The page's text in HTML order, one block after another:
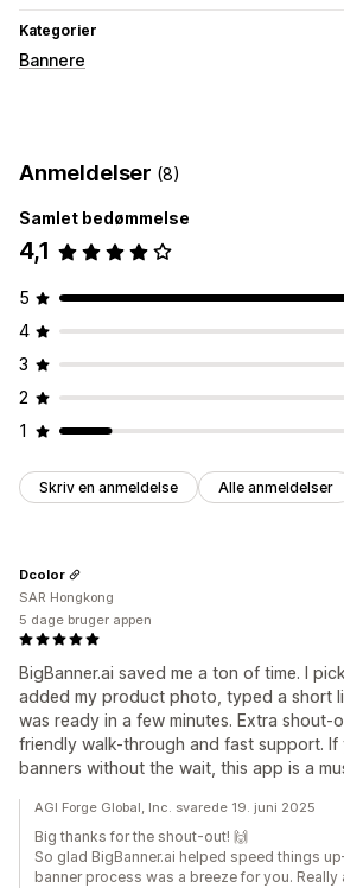
Kategorier
Bannere
Links og knapper Farve og skrifttype
Anmeldelser (8)
Samlet bedømmelse
4,1
5
4
3
2
1
Skriv en anmeldelse Alle anmeldelser
BigBanner.ai saved me a ton of time. I
added my product photo, typed a short
was ready in a few minutes. Extra shout-
friendly walk-through and fast support.
banners without the wait, this app is a
Dcolor
SAR Hongkong
5 dage bruger appen
AGI Forge Global, Inc. svarede 19. juni 2025
Big thanks for the shout-out! 🙌
So glad BigBanner.ai helped speed things
banner process was a breeze for you.